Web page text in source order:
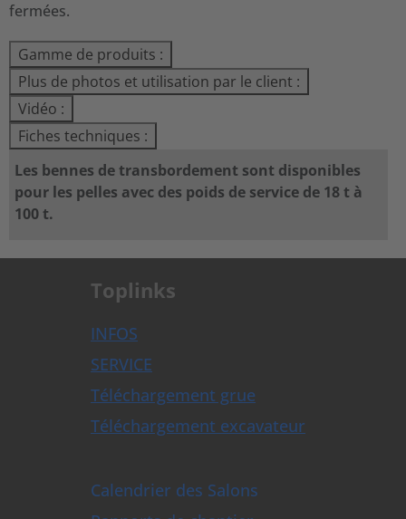
fermées.
Gamme de produits :
Plus de photos et utilisation par le client :
Vidéo :
Fiches techniques :
Les bennes de transbordement sont disponibles
pour les pelles avec des poids de service de 18 t à
100 t.
Toplinks
INFOS
SERVICE
Téléchargement grue
Téléchargement excavateur
Calendrier des Salons